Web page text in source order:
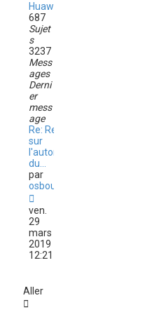
Huawei
687
Sujet
s
3237
Mess
ages
Derni
er
mess
age
Re: Retour
sur
l'autonomie
du…
par
osbourne
o
n
s
u
l
l
ven.
29
mars
2019
12:21
Aller